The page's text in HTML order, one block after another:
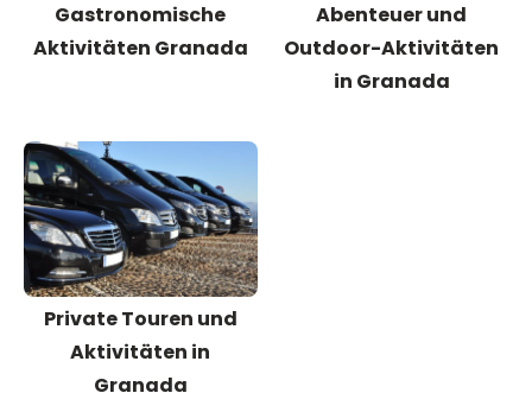
Gastronomische
Aktivitäten Granada
Abenteuer und
Outdoor-Aktivitäten
in Granada
Private Touren und
Aktivitäten in
Granada